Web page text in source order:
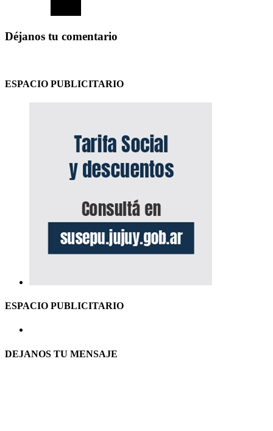
Déjanos tu comentario
ESPACIO PUBLICITARIO
ESPACIO PUBLICITARIO
DEJANOS TU MENSAJE